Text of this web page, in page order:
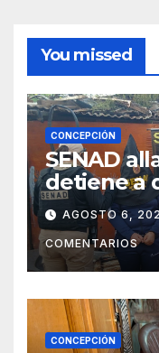
You missed
CONCEPCIÓN
SENAD
detiene a
presunto
AGOSTO 6,
COMENTARIOS
CONCEPCIÓN